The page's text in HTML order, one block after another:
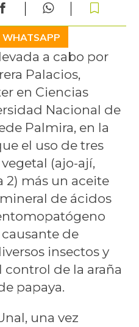
WHATSAPP
a cabo por
Palacios,
en Ciencias
Nacional de
Palmira, en la
el uso de tres
(ajo-ají,
2) más un aceite
de ácidos
de
insectos y
control de la araña
papaya.
una vez